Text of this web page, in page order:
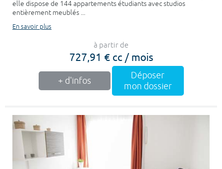
elle dispose de 144 appartements étudiants avec studios
entièrement meublés ...
En savoir plus
à partir de
727,91 € cc / mois
+ d'infos
Déposer
mon dossier